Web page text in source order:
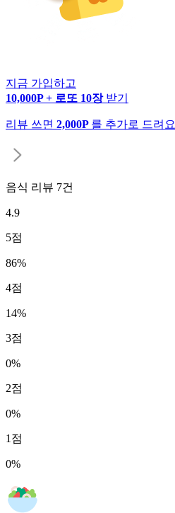
지금 가입하고
10,000P + 로또 10장 받기
리뷰 쓰면 2,000P 를 추가로 드려요
음식 리뷰 7건
4.9
5점
86%
4점
14%
3점
0%
2점
0%
1 점
0%